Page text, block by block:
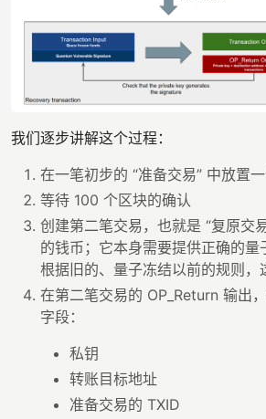
我们逐步讲解这个过程：
在一笔初步的 “准备交易” 中放置
等待 100 个区块的确认
创建第二笔交易，也就是 “复原交
的钱币；它本身需要提供正确的量
根据旧的、量子冻结以前的规则，
在第二笔交易的 OP_Return 输出
字段：
私钥
转账目标地址
准备交易的 TXID